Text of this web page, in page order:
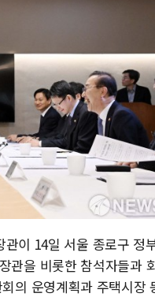
[
이 14일 서울 종로구 정
관을 비롯한 참석자들과
의 운영계획과 주택시장